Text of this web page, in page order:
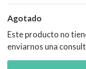
Agotado
Este producto no
enviarnos una